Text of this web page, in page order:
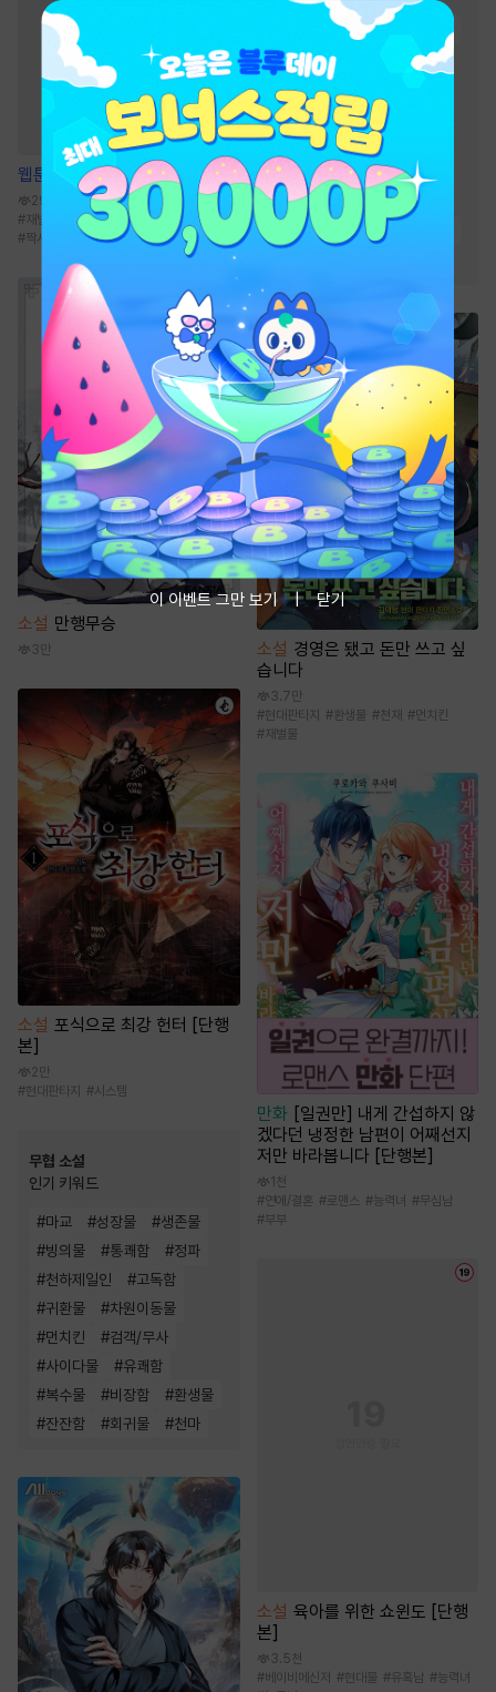
웹툰 모두에게 친절한 너는 왜
29.7만
# 재벌공 짝사랑공 #미남공
얼빠수
#짝사랑
소설 만행무승
3만
소설 포식으로 최강 헌터 [단행
본]
2만
#현대판타지 #시스템
무협 소설
인기 키워드
#마교 #성장물 #생존물
#빙의물 #통쾌함 #정파
#천하제일인 #고독함
#귀환물 #차원이동물
#먼치킨 #검객/무사
#사이다물 #유쾌함
#복수물 #비장함 #환생물
#잔잔함 #회귀물 #천마
하드코어 #원나잇
동거
#스테디셀러
계약관계
#짝사랑
# 절륜남 #고수위
여성인기 #유혹
#
오피스물 # 모럴리스
#
삼각관계
후방주의
다정남 직진남
소설 경영은 됐고 돈만 쓰고 싶
습니다
3.7만
#현대판타지 #환생물 #천재 #먼치킨
#재벌물
만화 [일권만] 내게 간섭하지 않
겠다던 냉정한 남편이 어째선지
저만 바라봅니다 [단행본]
1천
#연애/결혼 #로맨스 #능력녀 #무심남
#부부
소설 육아를 위한 쇼윈도 [단행
본]
3.5천
#베이비메신저 #현대물 #유혹남 #능력녀
이 이벤트 그만 보기 닫기